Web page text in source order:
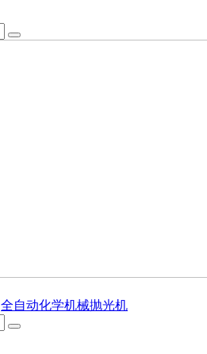
全自动化学机械抛光机